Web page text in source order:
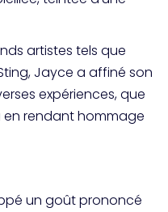
artistes tels que
Jayce a affiné son
expériences, que
rendant hommage
un goût prononcé